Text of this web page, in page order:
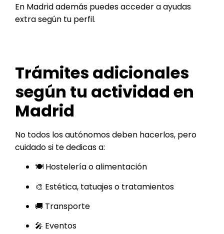
En Madrid además puedes acceder a ayudas
extra según tu perfil.
Trámites adicionales
según tu actividad en
Madrid
No todos los autónomos deben hacerlos, pero
cuidado si te dedicas a:
🍽️ Hostelería o alimentación
🎨 Estética, tatuajes o tratamientos
🚚 Transporte
🎤 Eventos